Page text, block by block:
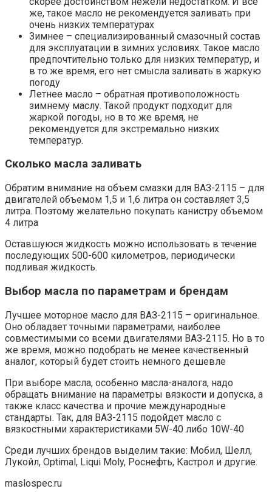
же, такое масло не рекомендуется заливать при
очень низких температурах
Зимнее – специализированный смазочный состав
для эксплуатации в зимних условиях. Такое масло
предпочтительно только для низких температур, и
в то же время, его нет смысла заливать в жаркую
погоду
Летнее масло – обратная противоположность
зимнему маслу. Такой продукт подходит для
жаркой погоды, но в то же время, не
рекомендуется для экстремально низких
температур.
Сколько масла заливать
Обратим внимание на объем смазки для ВАЗ-2115 – для
двигателей объемом 1,5 и 1,6 литра он составляет 3,5
литра. Поэтому желательно покупать канистру объемом
4 литра
Оставшуюся жидкость можно использовать в течение
последующих 500-600 километров, периодически
подливая жидкость.
Выбор масла по параметрам и брендам
Лучшее моторное масло для ВАЗ-2115 – оригинальное.
Оно обладает точными параметрами, наиболее
совместимыми со всеми двигателями ВАЗ-2115. Но в то
же время, можно подобрать не менее качественный
аналог, который будет стоить немного дешевле
При выборе масла, особенно масла-аналога, надо
обращать внимание на параметры вязкости и допуска, а
также класс качества и прочие международные
стандарты. Так, для ВАЗ-2115 подойдет масло с
вязкостными характеристиками 5W-40 либо 10W-40
Среди лучших брендов выделим такие: Мобил, Шелл,
Лукойл, Optimal, Liqui Moly, Роснефть, Кастрол и другие.
maslospec.ru